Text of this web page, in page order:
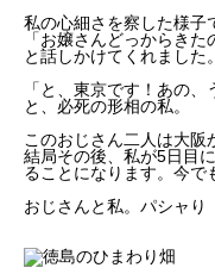
私の心細さを察した様子
「お嬢さんどっからきた
と話しかけてくれました。
「と、東京です！あの
と、必死の形相の私。
このおじさん二人は大阪
結局その後、私が5日目
ることになります。今で
おじさんと私。パシャり